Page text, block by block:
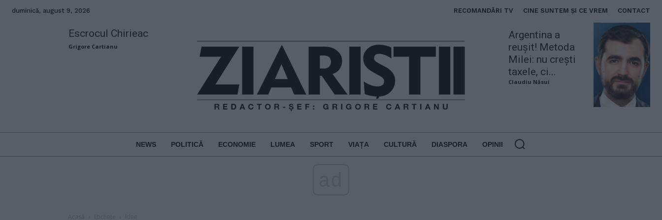
duminică, august 9, 2026 RECOMANDĂRI TV CINE SUNTEM ȘI CE VREM CONTACT
Escrocul Chirieac
Grigore Cartianu
Argentina a
reușit! Metoda
Milei: nu crești
taxele, ci...
Claudiu Năsui
NEWS POLITICĂ ECONOMIE LUMEA SPORT VIAȚA CULTURĂ DIASPORA OPINII